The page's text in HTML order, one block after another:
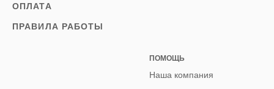
ОПЛАТА
ПРАВИЛА РАБОТЫ
ПОМОЩЬ
Наша компания